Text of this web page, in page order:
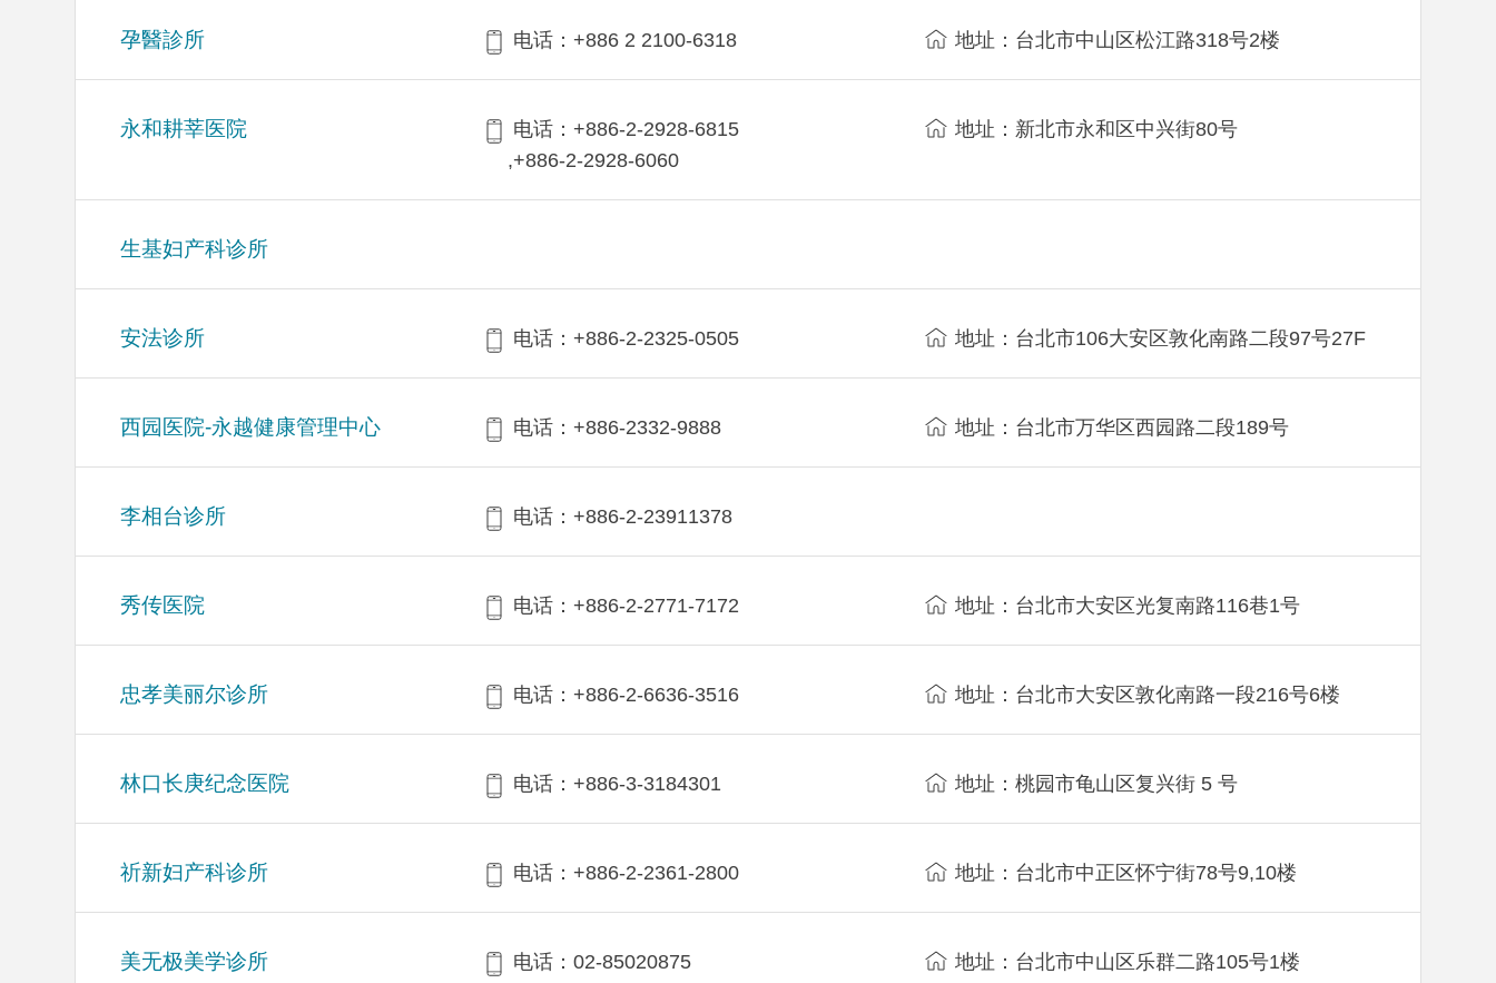
孕醫診所 电话：+886 2 2100-6318 地址：台北市中山区松江路318号2楼
永和耕莘医院
电话：+886-2-2928-6815
,+886-2-2928-6060
地址：新北市永和区中兴街80号
生基妇产科诊所
安法诊所 电话：+886-2-2325-0505 地址：台北市106大安区敦化南路二段97号27F
西园医院-永越健康管理中心 电话：+886-2332-9888 地址：台北市万华区西园路二段189号
李相台诊所 电话：+886-2-23911378
秀传医院 电话：+886-2-2771-7172 地址：台北市大安区光复南路116巷1号
忠孝美丽尔诊所 电话：+886-2-6636-3516 地址：台北市大安区敦化南路一段216号6楼
林口长庚纪念医院 电话：+886-3-3184301 地址：桃园市龟山区复兴街 5 号
祈新妇产科诊所 电话：+886-2-2361-2800 地址：台北市中正区怀宁街78号9,10楼
美无极美学诊所 电话：02-85020875 地址：台北市中山区乐群二路105号1楼